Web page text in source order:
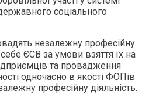
соціального
незалежну професійну
себе ЄСВ за умови взяття їх на
та провадження
одночасно в якості ФОПів
професійну діяльність.